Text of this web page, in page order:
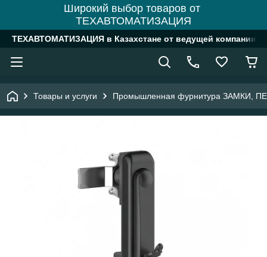
Широкий выбор товаров от
ТЕХАВТОМАТИЗАЦИЯ
ТЕХАВТОМАТИЗАЦИЯ в Казахстане от ведущей компании
Товары и услуги Промышленная фурнитура ЗАМКИ,